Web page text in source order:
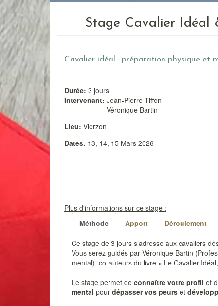
La Bidauderie
Stage Cavalier Idéal
Cavalier idéal : préparation physique et
Durée: 3 jours
Intervenant: Jean-Pierre Tiffon
Véronique Bartin
Lieu: Vierzon
Dates: 13, 14, 15 Mars 2026
Plus d'informations sur ce stage :
Méthode
Apport Déroulement
Ce stage de 3 jours s’adresse aux cavaliers
Vous serez guidés par Véronique Bartin
mental), co-auteurs du livre « Le Cavalier
Le stage permet de connaître votre profil et
mental pour dépasser vos peurs et